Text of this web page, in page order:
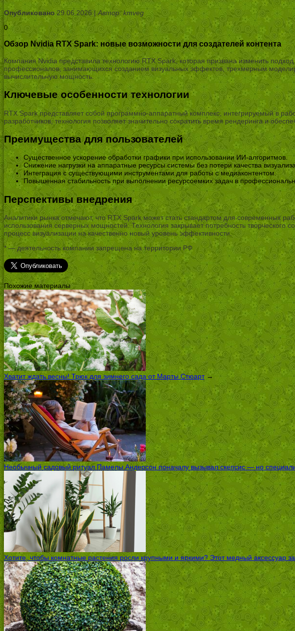
Опубликовано29.06.2026 |Автор: kmveg
0
Обзор Nvidia RTX Spark: новые возможности для создателей контента
Компания Nvidia представила технологию RTX Spark, которая призвана изменить
профессионалов, занимающихся созданием визуальных эффектов, трехмерным
вычислительную мощность.
Ключевые особенности технологии
RTX Spark представляет собой программно-аппаратный комплекс, интегрируемый в
разработчиков, технология позволяет значительно сократить время рендеринга и
Преимущества для пользователей
Существенное ускорение обработки графики при использовании ИИ-алгоритмов.
Снижение нагрузки на аппаратные ресурсы системы без потери качества
Интеграция с существующими инструментами для работы с медиаконтентом.
Повышенная стабильность при выполнении ресурсоемких задач в
Перспективы внедрения
Аналитики рынка отмечают, что RTX Spark может стать стандартом для современных
использования серверных мощностей. Технология закрывает потребность
процесс визуализации на качественно новый уровень эффективности.
* — деятельность компании запрещена на территории РФ
Похожие материалы
Хватит ждать весны! Трюк для зимнего сада от Марты Стюарт→
Необычный садовый ритуал Памелы Андерсон поначалу вызывал скепсис — но
Хотите, чтобы комнатные растения росли крупными и яркими? Этот медный аксессуар